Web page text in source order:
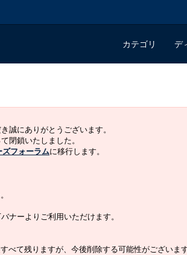
カテゴリ デ
誠にありがとうございます。
閉鎖いたしました。
フォーラムに移行します。
ナーよりご利用いただけます。
べて残りますが、今後削除する可能性がございま